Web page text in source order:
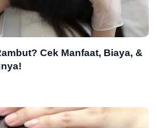
Cek Manfaat, Biaya, &